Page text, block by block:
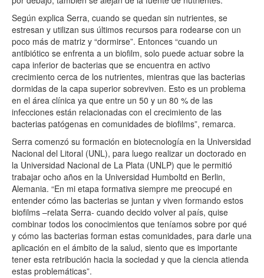
Según explica Serra, cuando se quedan sin nutrientes, se
estresan y utilizan sus últimos recursos para rodearse con un
poco más de matriz y “dormirse”. Entonces “cuando un
antibiótico se enfrenta a un biofilm, solo puede actuar sobre la
capa inferior de bacterias que se encuentra en activo
crecimiento cerca de los nutrientes, mientras que las bacterias
dormidas de la capa superior sobreviven. Esto es un problema
en el área clínica ya que entre un 50 y un 80 % de las
infecciones están relacionadas con el crecimiento de las
bacterias patógenas en comunidades de biofilms”, remarca.
Serra comenzó su formación en biotecnología en la Universidad
Nacional del Litoral (UNL), para luego realizar un doctorado en
la Universidad Nacional de La Plata (UNLP) que le permitió
trabajar ocho años en la Universidad Humboltd en Berlin,
Alemania. “En mi etapa formativa siempre me preocupé en
entender cómo las bacterias se juntan y viven formando estos
biofilms –relata Serra- cuando decido volver al país, quise
combinar todos los conocimientos que teníamos sobre por qué
y cómo las bacterias forman estas comunidades, para darle una
aplicación en el ámbito de la salud, siento que es importante
tener esta retribución hacia la sociedad y que la ciencia atienda
estas problemáticas”.